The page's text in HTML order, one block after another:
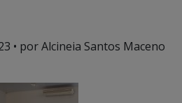
• por Alcineia Santos Maceno